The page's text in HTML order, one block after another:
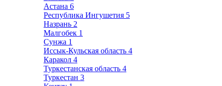
Астана 6
Республика Ингушетия 5
Назрань 2
Малгобек 1
Сунжа 1
Иссык-Кульская область 4
Каракол 4
Туркестанская область 4
Туркестан 3